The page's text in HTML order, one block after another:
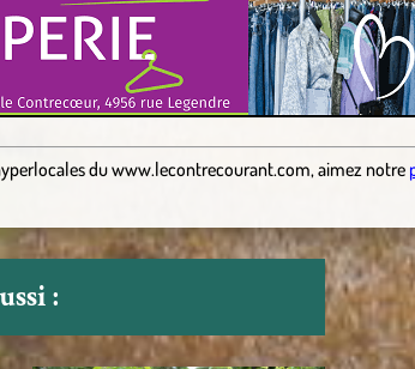
duwww.lecontrecourant.com,aimez notre
: